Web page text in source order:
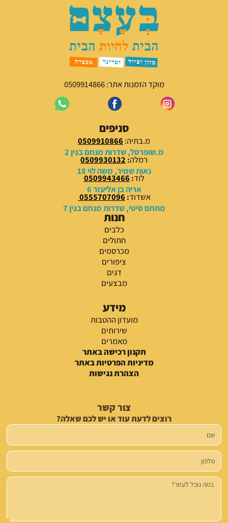
מוקד הזמנות אתר: 0509914866
סניפים
מ.בתיה: 0509910866
מ.שופרסל, שדרות מנחם בגין 2
רמלה:
0509930132
נאות שמיר, משה לוי 18
לוד:
0509943466
אריה בן אליעזר 6
אשדוד:
0555707096
מתחם סיטי, שדרות מנחם בגין 7
חנות
כלבים
חתולים
מכרסמים
ציפורים
דגים
מבצעים
מידע
מועדון ההטבות
שירותים
מאמרים
תקנון רכישה באתר
מדיניות הפרטיות באתר
הצהרת נגישות
צור קשר
רוצים לדעת עוד או יש לכם שאלה?
שם
טלפון
הודעה